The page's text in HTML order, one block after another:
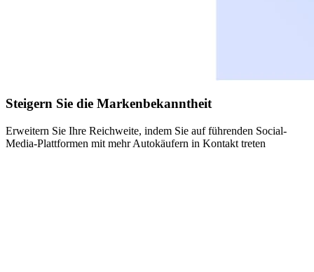
Steigern Sie die Markenbekanntheit
Erweitern Sie Ihre Reichweite, indem Sie auf führenden Social-
Media-Plattformen mit mehr Autokäufern in Kontakt treten